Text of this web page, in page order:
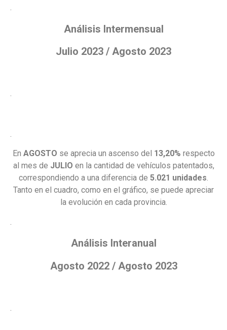
.
Análisis Intermensual
Julio 2023 / Agosto 2023
.
.
En AGOSTO se aprecia un ascenso del 13,20% respecto
al mes de JULIO en la cantidad de vehículos patentados,
correspondiendo a una diferencia de 5.021 unidades.
Tanto en el cuadro, como en el gráfico, se puede apreciar
la evolución en cada provincia.
.
Análisis Interanual
Agosto 2022 / Agosto 2023